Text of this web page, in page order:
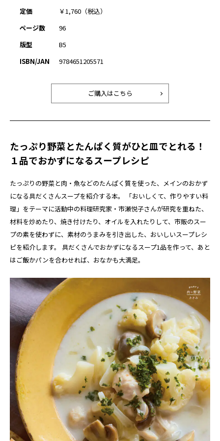
定価
￥1,760（税込）
ページ数
96
版型
B5
ISBN/JAN
9784651205571
ご購入はこちら
たっぷり野菜とたんぱく質がひと皿でとれる！
１品でおかずになるスープレシピ
たっぷりの野菜と肉・魚などのたんぱく質を使った、メインのおかず
になる具だくさんスープを紹介する本。 「おいしくて、作りやすい料
理」をテーマに活動中の料理研究家・市瀬悦子さんが研究を重ねた、
材料を炒めたり、焼き付けたり、オイルを入れたりして、市販のスー
プの素を使わずに、素材のうまみを引き出した、おいしいスープレシ
ピを紹介します。 具だくさんでおかずになるスープ1品を作って、あと
はご飯かパンを合わせれば、おなかも大満足。